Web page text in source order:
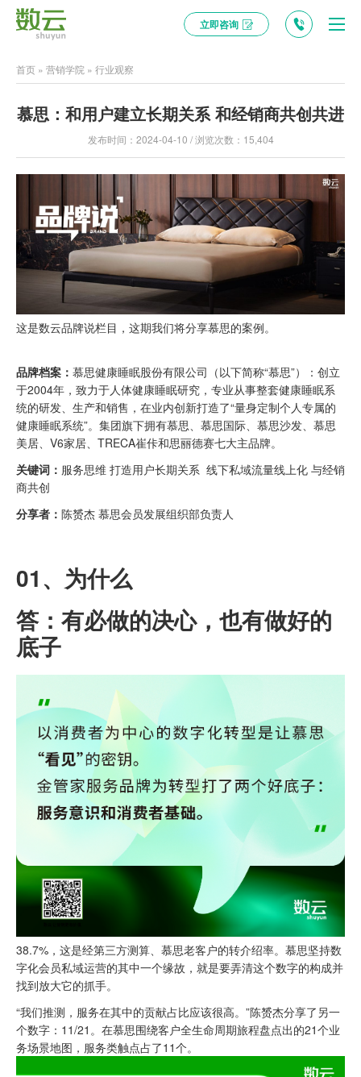
立即咨询
首页 » 营销学院 » 行业观察
慕思：和用户建立长期关系 和经销商共创共进
发布时间：2024-04-10 / 浏览次数：15,404
这是数云品牌说栏目，这期我们将分享慕思的案例。
品牌档案： 慕思健康睡眠股份有限公司（以下简称“慕思”）：创立
于2004年，致力于人体健康睡眠研究，专业从事整套健康睡眠系
统的研发、生产和销售，在业内创新打造了“量身定制个人专属的
健康睡眠系统”。集团旗下拥有慕思、慕思国际、慕思沙发、慕思
美居、V6家居、TRECA崔佧和思丽德赛七大主品牌。
关键词： 服务思维 打造用户长期关系 线下私域流量线上化 与经销
商共创
分享者： 陈赟杰 慕思会员发展组织部负责人
01、 为什么
答：有必做的决心，也有做好的
底子
38.7%，这是经第三方测算、慕思老客户的转介绍率。慕思坚持数
字化会员私域运营的其中一个缘故，就是要弄清这个数字的构成并
找到放大它的抓手。
“我们推测，服务在其中的贡献占比应该很高。”陈赟杰分享了另一
个数字：11/21。在慕思围绕客户全生命周期旅程盘点出的21个业
务场景地图，服务类触点占了11个。